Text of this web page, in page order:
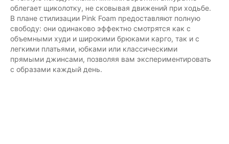
облегает щиколотку, не сковывая движений при ходьбе.
В плане стилизации Pink Foam предоставляют полную
свободу: они одинаково эффектно смотрятся как с
объемными худи и широкими брюками карго, так и с
легкими платьями, юбками или классическими
прямыми джинсами, позволяя вам экспериментировать
с образами каждый день.